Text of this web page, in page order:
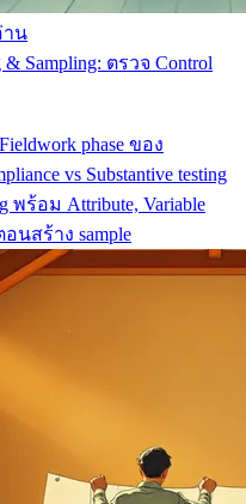
าน
Sampling: ตรวจ Control
phase ของ
vs Substantive testing
พร้อม Attribute, Variable
อนสร้าง sample